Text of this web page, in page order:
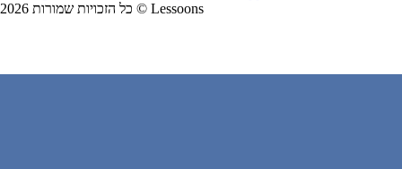
כל הזכויות שמורות 2026 © Lessoons